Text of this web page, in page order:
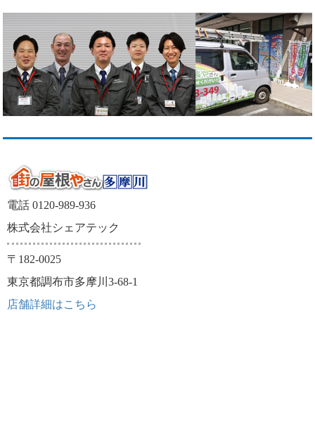
電話 0120-989-936
株式会社シェアテック
〒182-0025
東京都調布市多摩川3-68-1
店舗詳細はこちら